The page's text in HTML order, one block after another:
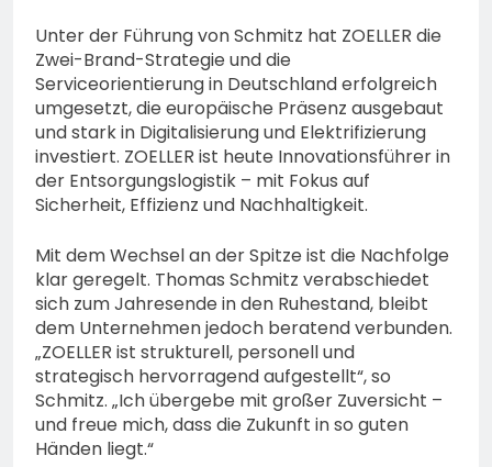
Unter der Führung von Schmitz hat ZOELLER die
Zwei-Brand-Strategie und die
Serviceorientierung in Deutschland erfolgreich
umgesetzt, die europäische Präsenz ausgebaut
und stark in Digitalisierung und Elektrifizierung
investiert. ZOELLER ist heute Innovationsführer in
der Entsorgungslogistik – mit Fokus auf
Sicherheit, Effizienz und Nachhaltigkeit.
Mit dem Wechsel an der Spitze ist die Nachfolge
klar geregelt. Thomas Schmitz verabschiedet
sich zum Jahresende in den Ruhestand, bleibt
dem Unternehmen jedoch beratend verbunden.
„ZOELLER ist strukturell, personell und
strategisch hervorragend aufgestellt“, so
Schmitz. „Ich übergebe mit großer Zuversicht –
und freue mich, dass die Zukunft in so guten
Händen liegt.“